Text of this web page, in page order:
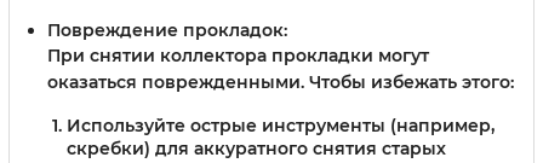
Повреждение прокладок:
При снятии коллектора прокладки могут
оказаться поврежденными. Чтобы избежать этого:
Используйте острые инструменты (например,
скребки) для аккуратного снятия старых